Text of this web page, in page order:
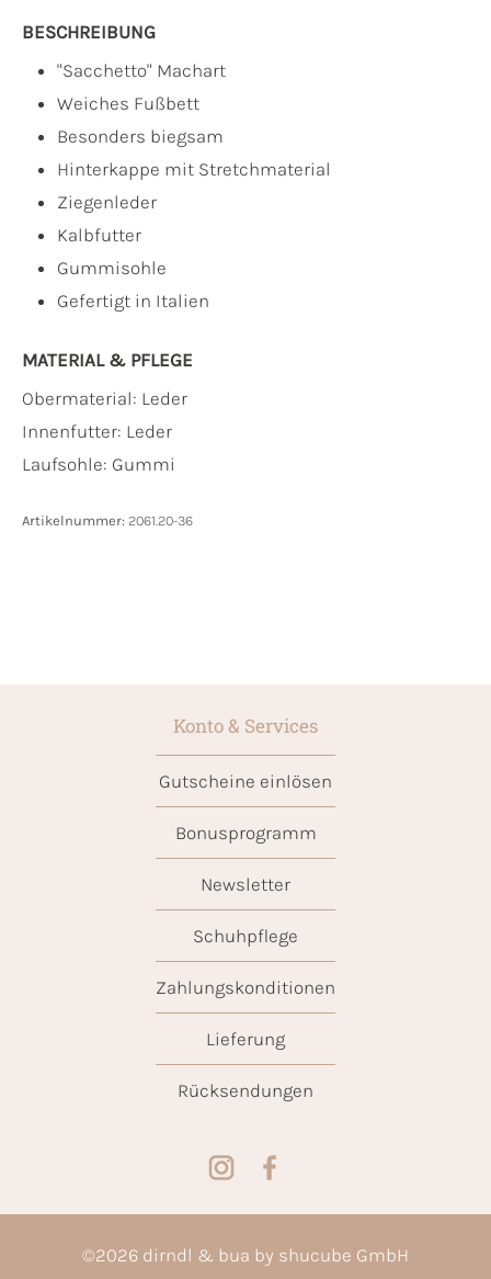
BESCHREIBUNG
"Sacchetto" Machart
Weiches Fußbett
Besonders biegsam
Hinterkappe mit Stretchmaterial
Ziegenleder
Kalbfutter
Gummisohle
Gefertigt in Italien
MATERIAL & PFLEGE
Obermaterial: Leder
Innenfutter: Leder
Laufsohle: Gummi
Artikelnummer: 2061.20-36
Konto & Services
Gutscheine einlösen
Bonusprogramm
Newsletter
Schuhpflege
Zahlungskonditionen
Lieferung
Rücksendungen
©2026 dirndl & bua by shucube GmbH